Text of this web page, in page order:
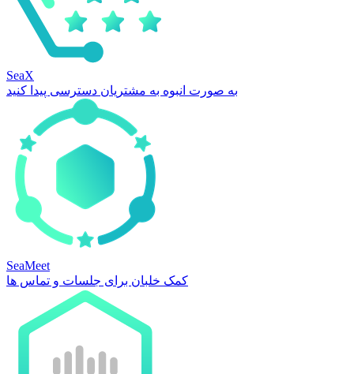
SeaX
به صورت انبوه به مشتریان دسترسی پیدا کنید
SeaMeet
کمک خلبان برای جلسات و تماس ها